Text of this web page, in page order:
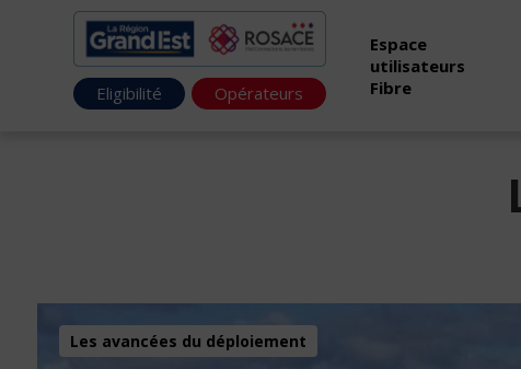
Eligibilité Opérateurs
Espace
utilisateurs
Fibre
Les avancées du déploiement